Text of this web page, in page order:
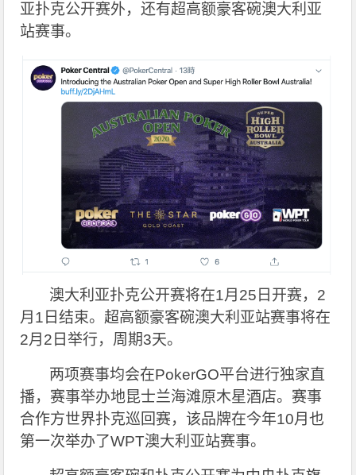
亚扑克公开赛外，还有超高额豪客碗澳大利亚
站赛事。
澳大利亚扑克公开赛将在1月25日开赛，2
月1日结束。超高额豪客碗澳大利亚站赛事将在
2月2日举行，周期3天。
两项赛事均会在PokerGO平台进行独家直
播，赛事举办地昆士兰海滩原木星酒店。赛事
合作方世界扑克巡回赛，该品牌在今年10月也
第一次举办了WPT澳大利亚站赛事。